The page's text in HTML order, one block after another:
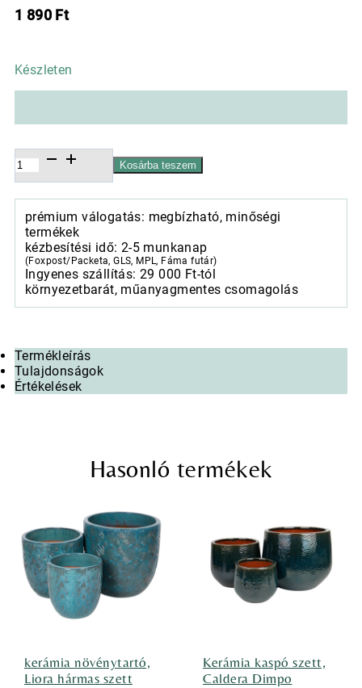
1 890 Ft
Készleten
Kerámia
kaspó,
Krug
antik
fehér,
mennyiség
Kosárba teszem
prémium válogatás: megbízható, minőségi
termékek
kézbesítési idő: 2-5 munkanap
(Foxpost/Packeta, GLS, MPL, Fáma futár)
Ingyenes szállítás: 29 000 Ft-tól
környezetbarát, műanyagmentes csomagolás
Termékleírás
Tulajdonságok
Értékelések
Hasonló termékek
kerámia növénytartó,
Liora hármas szett
Kerámia kaspó szett,
Caldera Dimpo